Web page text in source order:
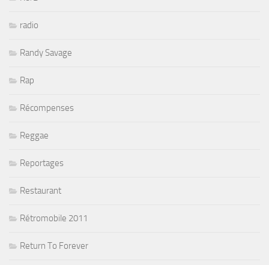
radio
Randy Savage
Rap
Récompenses
Reggae
Reportages
Restaurant
Rétromobile 2011
Return To Forever